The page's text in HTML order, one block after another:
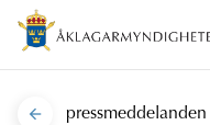
pressmeddelanden